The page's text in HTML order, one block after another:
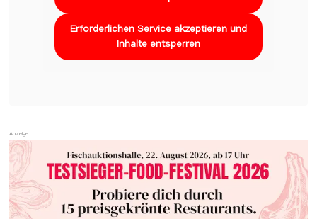
Erforderlichen Service akzeptieren und
Inhalte entsperren